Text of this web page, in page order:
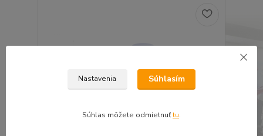
Nastavenia Súhlasím
Súhlas môžete odmietnuťtu.